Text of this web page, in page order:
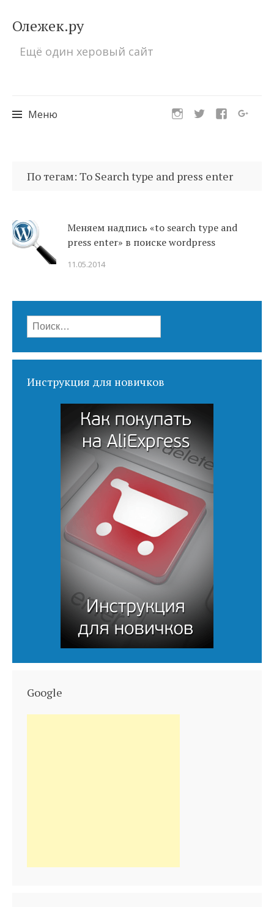
Олежек.ру
Ещё один херовый сайт
Меню
кПо тегам: To Search type and press enter
Меняем надпись «to search type and
press enter» в поиске wordpress
11.05.2014
Найти:
Инструкция для новичков
Google